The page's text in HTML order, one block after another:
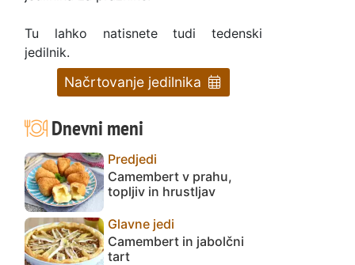
Tu lahko natisnete tudi tedenski
jedilnik.
Načrtovanje jedilnika
Dnevni meni
Predjedi
Camembert v prahu,
topljiv in hrustljav
Glavne jedi
Camembert in jabolčni
tart